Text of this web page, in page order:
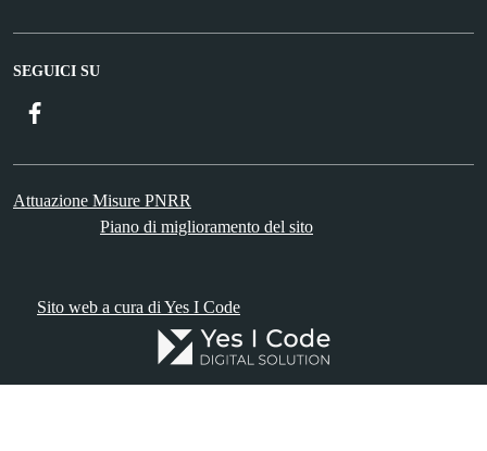
SEGUICI SU
Attuazione Misure PNRR
Piano di miglioramento del sito
Sito web a cura di Yes I Code